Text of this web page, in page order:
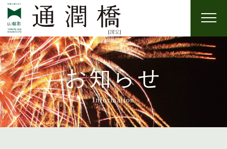
ホーム
通潤橋について
年間イベント・お祭り
お知らせ
Information